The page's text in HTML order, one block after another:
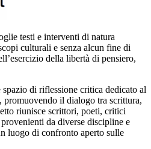
testi e interventi di natura
culturali e senza alcun fine di
della libertà di pensiero,
spazio di riflessione critica dedicato al
promuovendo il dialogo tra scrittura,
riunisce scrittori, poeti, critici
da diverse discipline e
luogo di confronto aperto sulle